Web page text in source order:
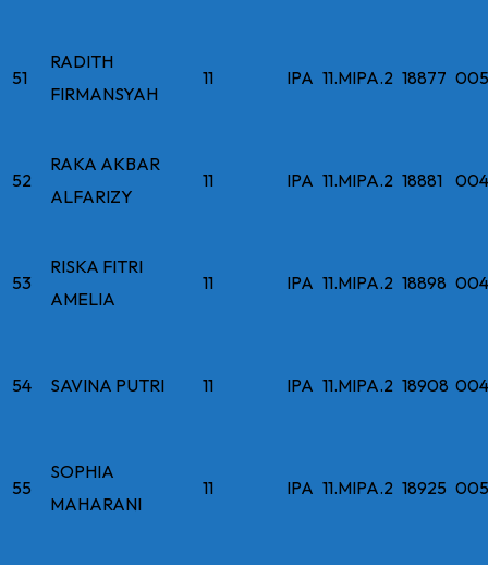
51
RADITH
FIRMANSYAH
11 IPA 11.MIPA.2 18877
52
RAKA AKBAR
ALFARIZY
11 IPA 11.MIPA.2 18881
53
RISKA FITRI
AMELIA
11 IPA 11.MIPA.2 18898
54 SAVINA PUTRI 11 IPA 11.MIPA.2 18908
55
SOPHIA
MAHARANI
11 IPA 11.MIPA.2 18925